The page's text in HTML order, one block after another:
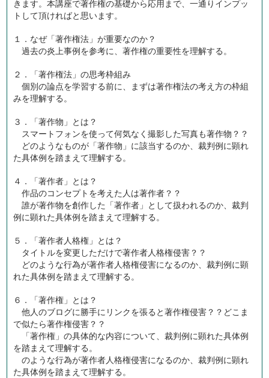
きます。本講座で著作権の基礎から応用まで、一通りインプッ
トして頂ければと思います。
１．なぜ「著作権法」が重要なのか？
過去の炎上事例を参考に、著作権の重要性を理解する。
２．「著作権法」の思考枠組み
個別の論点を学習する前に、まずは著作権法の考え方の枠組
みを理解する。
３．「著作物」とは？
スマートフォンを使って何気なく撮影した写真も著作物？？
どのようなものが「著作物」に該当するのか、裁判例に顕れ
た具体例を踏まえて理解する。
４．「著作者」とは？
作品のコンセプトを考えた人は著作者？？
誰が著作物を創作した「著作者」として扱われるのか、裁判
例に顕れた具体例を踏まえて理解する。
５．「著作者人格権」とは？
タイトルを変更しただけで著作者人格権侵害？？
どのような行為が著作者人格権侵害になるのか、裁判例に顕
れた具体例を踏まえて理解する。
６．「著作権」とは？
他人のブログに勝手にリンクを張ると著作権侵害？？どこま
で似たら著作権侵害？？
「著作権」の具体的な内容について、裁判例に顕れた具体例
を踏まえて理解する。
のような行為が著作者人格権侵害になるのか、裁判例に顕れ
た具体例を踏まえて理解する。